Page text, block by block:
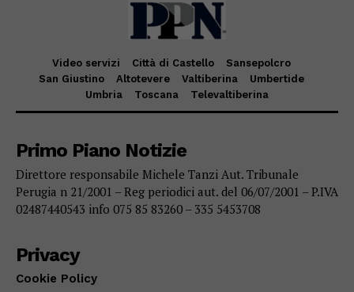
Video servizi Città di Castello
Sansepolcro
San Giustino
Altotevere Valtiberina
Umbertide
Umbria
Toscana Televaltiberina
Primo Piano Notizie
Direttore responsabile Michele Tanzi Aut. Tribunale
Perugia n 21/2001 – Reg periodici aut. del 06/07/2001 – P.IVA
02487440543 info 075 85 83260 – 335 5453708
Privacy
Cookie Policy